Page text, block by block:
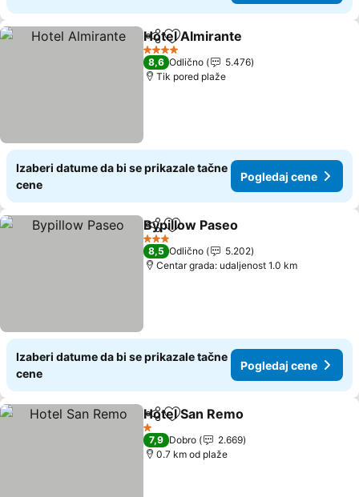
Deli Dodati u favorite
Hotel Almirante
4 Zvezdice
8,6 Odlično
5.476
Tik pored plaže
Izaberi datume da bi se prikazale tačne
cene
Pogledaj cene
Deli Dodati u favorite
Bypillow Paseo
3 Zvezdice
8,5 Odlično
5.202
Centar grada: udaljenost 1.0 km
Izaberi datume da bi se prikazale tačne
cene
Pogledaj cene
Deli Dodati u favorite
Hotel San Remo
1 Zvezdice
7,9 Dobro
2.669
0.7 km od plaže